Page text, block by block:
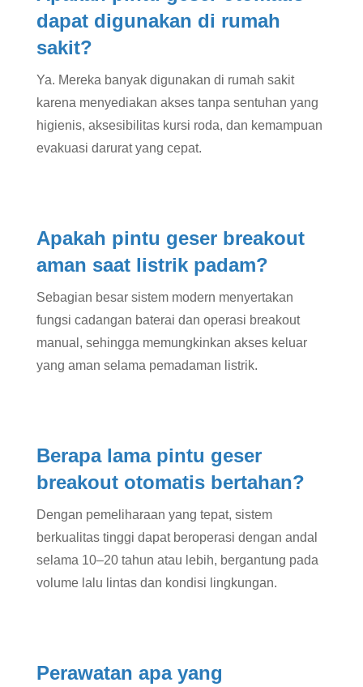
dapat digunakan di rumah
sakit?
Ya. Mereka banyak digunakan di rumah sakit
karena menyediakan akses tanpa sentuhan yang
higienis, aksesibilitas kursi roda, dan kemampuan
evakuasi darurat yang cepat.
Apakah pintu geser breakout
aman saat listrik padam?
Sebagian besar sistem modern menyertakan
fungsi cadangan baterai dan operasi breakout
manual, sehingga memungkinkan akses keluar
yang aman selama pemadaman listrik.
Berapa lama pintu geser
breakout otomatis bertahan?
Dengan pemeliharaan yang tepat, sistem
berkualitas tinggi dapat beroperasi dengan andal
selama 10–20 tahun atau lebih, bergantung pada
volume lalu lintas dan kondisi lingkungan.
Perawatan apa yang